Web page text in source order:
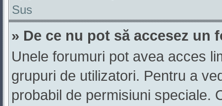
Sus
» De ce nu pot să accesez un
Unele forumuri pot avea acces
grupuri de utilizatori. Pentru a
probabil de permisiuni speciale.